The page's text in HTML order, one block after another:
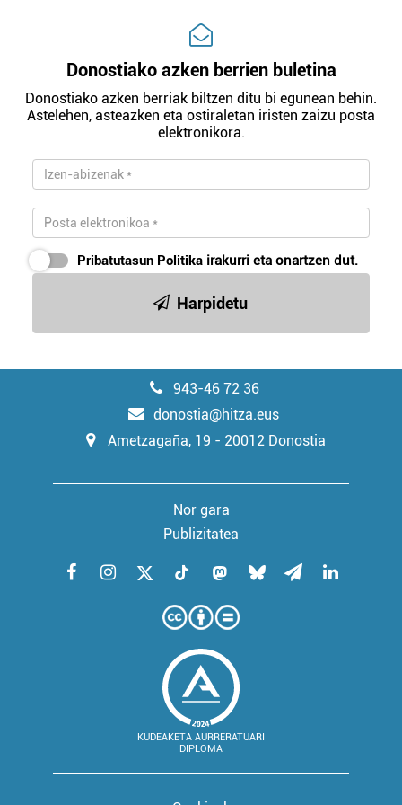
Donostiako azken berrien buletina
Donostiako azken berriak biltzen ditu bi egunean behin.
Astelehen, asteazken eta ostiraletan iristen zaizu posta
elektronikora.
Pribatutasun Politika irakurri eta onartzen dut.
Harpidetu
943-46 72 36
donostia@hitza.eus
Ametzagaña, 19 - 20012 Donostia
Nor gara
Publizitatea
KUDEAKETA AURRERATUARI
DIPLOMA